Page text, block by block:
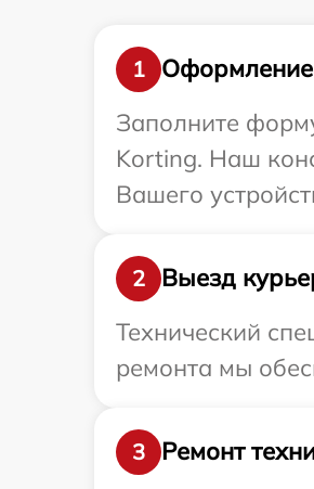
1
Оформление
Заполните
Korting. Наш
Вашего
2
Выезд
Технический
ремонта мы
3
Ремонт